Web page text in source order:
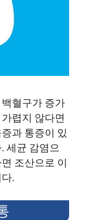
혈구가 증가
렵지 않다면
과 통증이 있
세균 감염으
조산으로 이
.